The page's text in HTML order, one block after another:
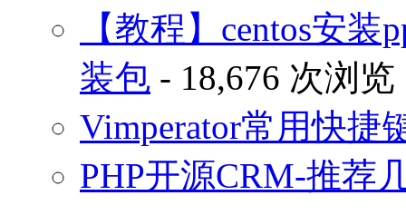
【教程】centos安
装包 - 18,676 次浏览
Vimperator常用快捷
PHP开源CRM-推荐